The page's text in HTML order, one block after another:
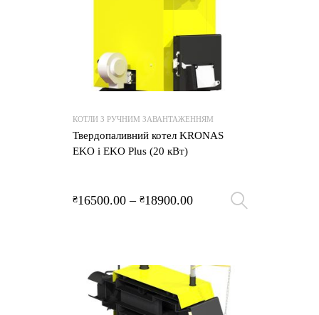
КОТЛИ З РУЧНИМ ЗАВАНТАЖЕННЯМ
Твердопаливний котел KRONAS
EKO і EKO Plus (20 кВт)
₴16500.00 – ₴18900.00